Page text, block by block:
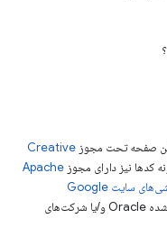
صفحه تحت مجوزCreative
نیز دارای مجوزApache
خطمشی‌های سایت Google
مراجعه کنید. جاوا علامت تجاری ثبت‌شده Oracle و/یا شرکت‌های